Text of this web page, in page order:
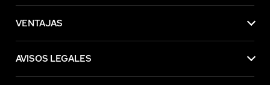
VENTAJAS
AVISOS LEGALES